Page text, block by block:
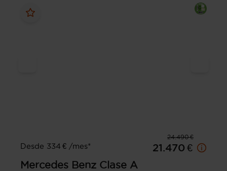
24.490 €
Desde 334 € /mes*
21.470 €
Mercedes Benz Clase A